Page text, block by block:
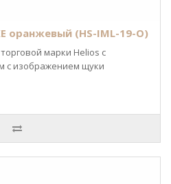
оранжевый (HS-IML-19-O)
марки Helios с
с изображением щуки